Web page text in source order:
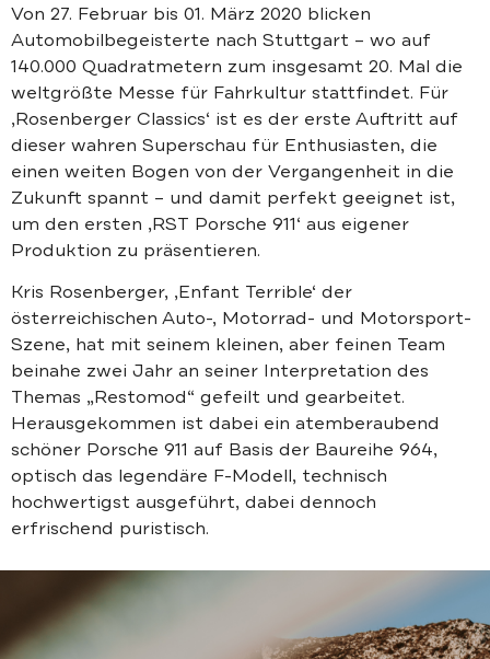
Von 27. Februar bis 01. März 2020 blicken
Automobilbegeisterte nach Stuttgart – wo auf
140.000 Quadratmetern zum insgesamt 20. Mal die
weltgrößte Messe für Fahrkultur stattfindet. Für
‚Rosenberger Classics‘ ist es der erste Auftritt auf
dieser wahren Superschau für Enthusiasten, die
einen weiten Bogen von der Vergangenheit in die
Zukunft spannt – und damit perfekt geeignet ist,
um den ersten ‚RST Porsche 911‘ aus eigener
Produktion zu präsentieren.
Kris Rosenberger, ‚Enfant Terrible‘ der
österreichischen Auto-, Motorrad- und Motorsport-
Szene, hat mit seinem kleinen, aber feinen Team
beinahe zwei Jahr an seiner Interpretation des
Themas „Restomod“ gefeilt und gearbeitet.
Herausgekommen ist dabei ein atemberaubend
schöner Porsche 911 auf Basis der Baureihe 964,
optisch das legendäre F-Modell, technisch
hochwertigst ausgeführt, dabei dennoch
erfrischend puristisch.